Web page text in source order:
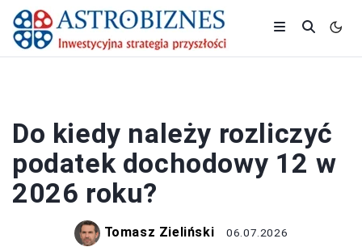
Do kiedy należy rozliczyć
podatek dochodowy 12 w
2026 roku?
Tomasz Zieliński 06.07.2026